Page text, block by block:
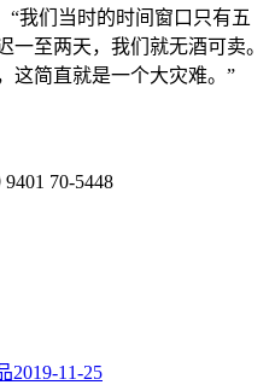
“我们当时的时间窗口只有五
一至两天，我们就无酒可卖。
这简直就是一个大灾难。”
70-5448
2019-11-25